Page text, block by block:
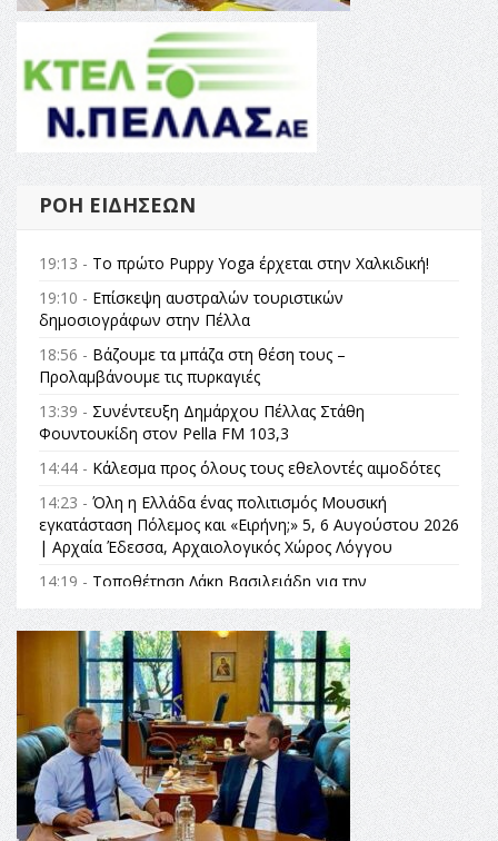
ΡΟΉ ΕΙΔΉΣΕΩΝ
19:13 - Το πρώτο Puppy Yoga έρχεται στην Χαλκιδική!
19:10 - Επίσκεψη αυστραλών τουριστικών
δημοσιογράφων στην Πέλλα
18:56 - Βάζουμε τα μπάζα στη θέση τους –
Προλαμβάνουμε τις πυρκαγιές
13:39 - Συνέντευξη Δημάρχου Πέλλας Στάθη
Φουντουκίδη στον Pella FM 103,3
14:44 - Κάλεσμα προς όλους τους εθελοντές αιμοδότες
14:23 - Όλη η Ελλάδα ένας πολιτισμός Μουσική
εγκατάσταση Πόλεμος και «Ειρήνη;» 5, 6 Αυγούστου 2026
| Αρχαία Έδεσσα, Αρχαιολογικός Χώρος Λόγγου
14:19 - Τοποθέτηση Λάκη Βασιλειάδη για την
Αναθεώρηση του Συντάγματος: «Σε τέτοιες κορυφαίες
θεσμικές διαδικασίες υπάρχει μόνο η ευθύνη απέναντι
στις επόμενες γενιές»
16:35 -Το πρόγραμμα του ΠΑΟΚ στον δεύτερο γύρο του
Champions League!
16:27 -Όλυμπος: Εντάχθηκε στον Κατάλογο Παγκόσμιας
Κληρονομιάς της UNESCO – Ομόφωνη η απόφαση Ο
Όλυμπος αναγνωρίστηκε ως φυσικό και πολιτιστικό
αγαθό εξέχουσας οικουμενικής αξίας για την
ανθρωπότητα